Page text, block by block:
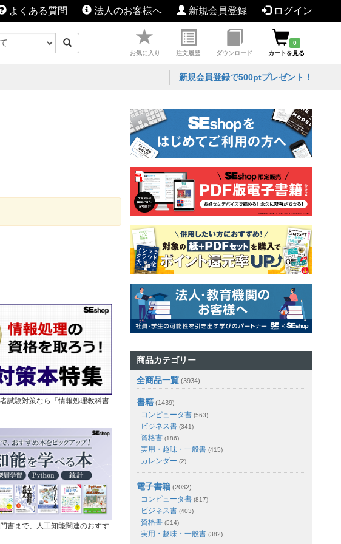
よくある質問 法人のお客様へ 新規会員登録 ログイン
お気に入り 注文履歴 ダウンロード
0
カートを見る
新規会員登録で500ptプレゼント！
試験対策なら「情報処理教科書
書まで、人工知能関連のおすす
商品カテゴリー
全商品一覧 (3934)
書籍 (1439)
コンピュータ書 (563)
ビジネス書 (341)
資格書 (186)
実用・趣味・一般書 (415)
カレンダー (2)
電子書籍 (2032)
コンピュータ書 (817)
ビジネス書 (403)
資格書 (514)
実用・趣味・一般書 (382)